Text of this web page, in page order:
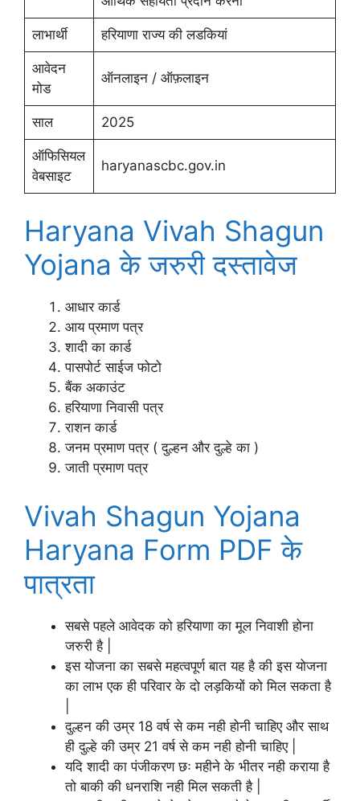
लाभार्थी हरियाणा राज्य की लडकियां
आवेदन
मोड
ऑनलाइन / ऑफ़लाइन
साल 2025
ऑफिसियल
वेबसाइट
haryanascbc.gov.in
Haryana Vivah Shagun
Yojana के जरुरी दस्तावेज
आधार कार्ड
आय प्रमाण पत्र
शादी का कार्ड
पासपोर्ट साईज फोटो
बैंक अकाउंट
हरियाणा निवासी पत्र
राशन कार्ड
जनम प्रमाण पत्र ( दुल्हन और दुल्हे का )
जाती प्रमाण पत्र
Vivah Shagun Yojana
Haryana Form PDF के
पात्रता
सबसे पहले आवेदक को हरियाणा का मूल निवाशी होना
जरुरी है |
इस योजना का सबसे महत्वपूर्ण बात यह है की इस योजना
का लाभ एक ही परिवार के दो लड़कियों को मिल सकता है
दुल्हन की उम्र 18 वर्ष से कम नही होनी चाहिए और साथ
ही दुल्हे की उम्र 21 वर्ष से कम नही होनी चाहिए |
यदि शादी का पंजीकरण छः महीने के भीतर नही कराया है
तो बाकी की धनराशि नही मिल सकती है |